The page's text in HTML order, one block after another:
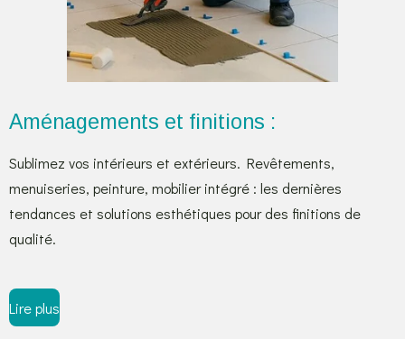
Aménagements et finitions :
Sublimez vos intérieurs et extérieurs. Revêtements,
menuiseries, peinture, mobilier intégré : les dernières
tendances et solutions esthétiques pour des finitions de
qualité.
Lire plus